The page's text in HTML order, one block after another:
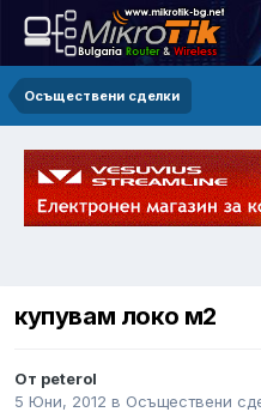
Осъществени сделки
купувам локо м2
От peterol
5 Юни, 2012 в Осъществени